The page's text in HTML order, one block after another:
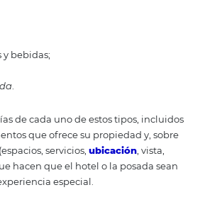
desde mi propiedad?
opciones es acceder a las redes
las fotos que los huéspedes
Al hacerlo, puede descubrir
algún plato de restaurante
que, en OTA, su cliente está
por lo que los entornos como los
poco interesantes para las redes
sitios en línea al registrar su hotel